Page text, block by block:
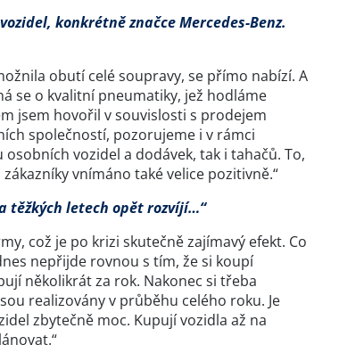
konkrétně značce Mercedes-Benz.
obutí celé soupravy, se přímo nabízí. A
se o kvalitní pneumatiky, jež hodláme
jsem hovořil v souvislosti s prodejem
společností, pozorujeme i v rámci
vozidel a dodávek, tak i tahačů. To,
vnímáno také velice pozitivně.“
těžkých letech opět rozvíjí…“
což je po krizi skutečně zajímavý efekt. Co
nepřijde rovnou s tím, že si koupí
několikrát za rok. Nakonec si třeba
realizovány v průběhu celého roku. Je
zbytečně moc. Kupují vozidla až na